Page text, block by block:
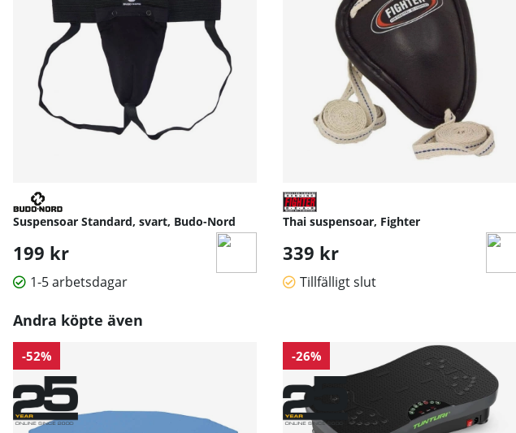
Suspensoar Standard, svart, Budo-Nord
199 kr
1-5 arbetsdagar
Thai suspensoar, Fighter
339 kr
Tillfälligt slut
Andra köpte även
-52% -26%